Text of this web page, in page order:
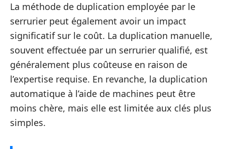
La méthode de duplication employée par le
serrurier peut également avoir un impact
significatif sur le coût. La duplication manuelle,
souvent effectuée par un serrurier qualifié, est
généralement plus coûteuse en raison de
l’expertise requise. En revanche, la duplication
automatique à l’aide de machines peut être
moins chère, mais elle est limitée aux clés plus
simples.